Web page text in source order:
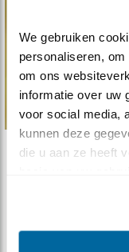
We gebruiken
personaliseren,
om ons
informatie over uw
voor social media,
kunnen deze
die u aan ze heeft
Tip